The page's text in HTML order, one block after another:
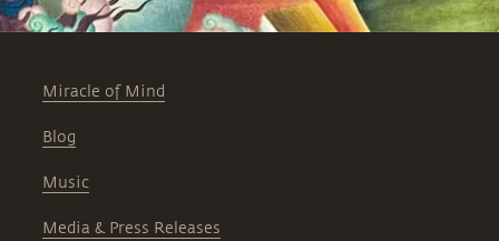
Miracle of Mind
Blog
Music
Media & Press Releases